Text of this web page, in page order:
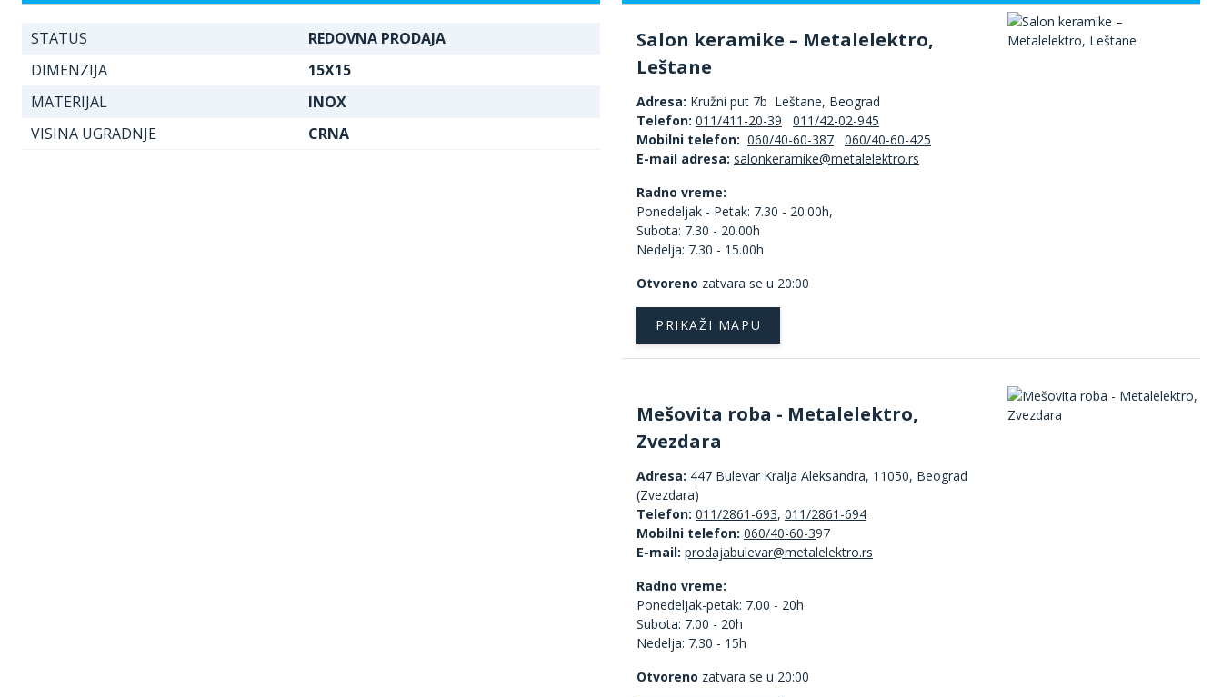
STATUS
REDOVNA PRODAJA
DIMENZIJA
15X15
MATERIJAL
INOX
VISINA UGRADNJE
CRNA
Salon keramike – Metalelektro,
Leštane
Adresa: Kružni put 7b Leštane, Beograd
Telefon: 011/411-20-39
011/42-02-945
Mobilni telefon: 060/40-60-387
060/40-60-425
E-mail adresa:
Radno vreme:
Ponedeljak - Petak: 7.30 - 20.00h,
Subota: 7.30 - 20.00h
Nedelja: 7.30 - 15.00h
Otvoreno zatvara se u 20:00
PRIKAŽI MAPU
Mešovita roba - Metalelektro,
Zvezdara
Adresa: 447 Bulevar Kralja Aleksandra, 11050, Beograd
(Zvezdara)
Telefon: 011/2861-693, 011/2861-694
Mobilni telefon: 060/40-60-397
E-mail:
Radno vreme:
Ponedeljak-petak: 7.00 - 20h
Subota: 7.00 - 20h
Nedelja: 7.30 - 15h
Otvoreno zatvara se u 20:00